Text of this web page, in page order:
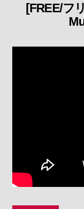
[FREE/フ